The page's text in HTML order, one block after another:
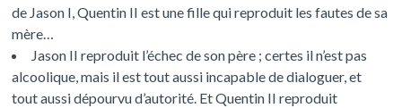
de Jason I, Quentin II est une fille qui reproduit les fautes de sa
mère…
Jason II reproduit l’échec de son père ; certes il n’est pas
alcoolique, mais il est tout aussi incapable de dialoguer, et
tout aussi dépourvu d’autorité. Et Quentin II reproduit